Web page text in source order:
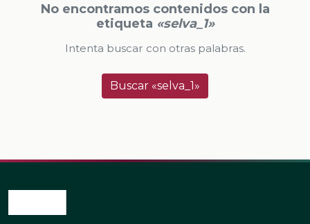
No encontramos contenidos con la
etiqueta «selva_1»
Intenta buscar con otras palabras.
Buscar «selva_1»